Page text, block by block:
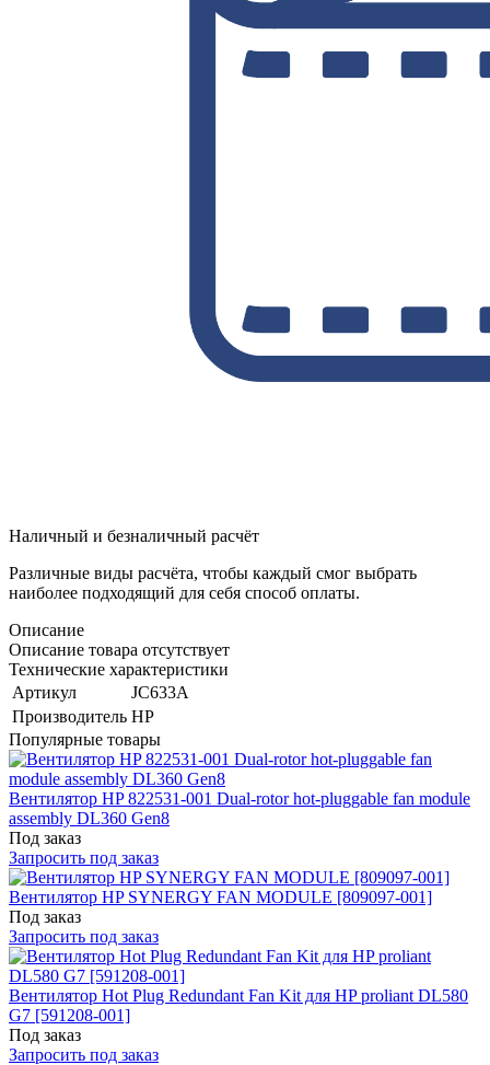
Наличный и безналичный расчёт
Различные виды расчёта, чтобы каждый смог выбрать
наиболее подходящий для себя способ оплаты.
Описание
Описание товара отсутствует
Технические характеристики
Артикул
JC633A
Производитель HP
Популярные товары
Вентилятор HP 822531-001 Dual-rotor hot-pluggable fan module
assembly DL360 Gen8
Под заказ
Запросить под заказ
Вентилятор HP SYNERGY FAN MODULE [809097-001]
Под заказ
Запросить под заказ
Вентилятор Hot Plug Redundant Fan Kit для HP proliant DL580
G7 [591208-001]
Под заказ
Запросить под заказ